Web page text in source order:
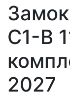
С1-В
2027